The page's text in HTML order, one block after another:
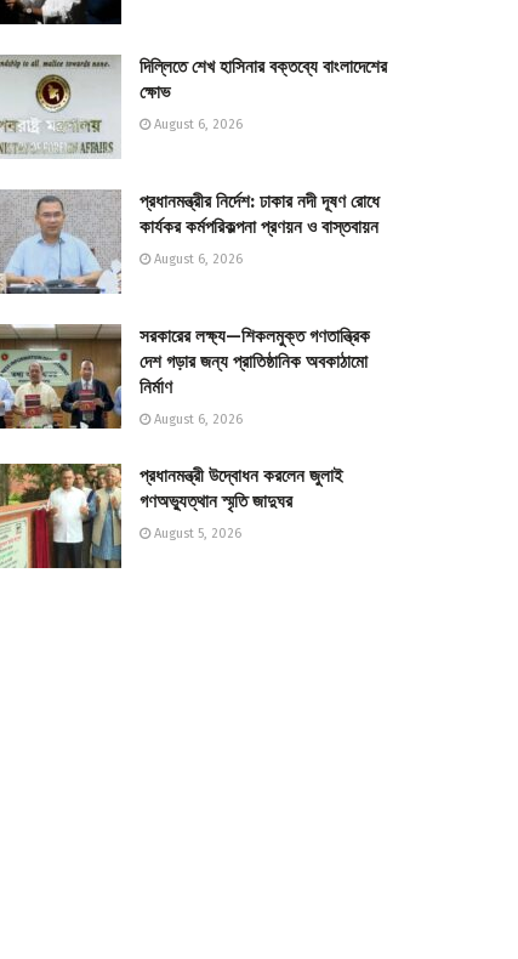
দিল্লিতে শেখ হাসিনার বক্তব্যে বাংলাদেশের
ক্ষোভ
August 6, 2026
প্রধানমন্ত্রীর নির্দেশ: ঢাকার নদী দূষণ রোধে
কার্যকর কর্মপরিকল্পনা প্রণয়ন ও বাস্তবায়ন
August 6, 2026
সরকারের লক্ষ্য—শিকলমুক্ত গণতান্ত্রিক
দেশ গড়ার জন্য প্রাতিষ্ঠানিক অবকাঠামো
নির্মাণ
August 6, 2026
প্রধানমন্ত্রী উদ্বোধন করলেন জুলাই
গণঅভ্যুত্থান স্মৃতি জাদুঘর
August 5, 2026